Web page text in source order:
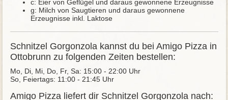
c: Eier von Geflügel und daraus gewonnene Erzeugnisse
g: Milch von Saugtieren und daraus gewonnene
Erzeugnisse inkl. Laktose
Schnitzel Gorgonzola kannst du bei Amigo Pizza in
Ottobrunn zu folgenden Zeiten bestellen:
Mo, Di, Mi, Do, Fr, Sa: 15:00 - 22:00 Uhr
So, Feiertags: 11:00 - 21:45 Uhr
Amigo Pizza liefert dir Schnitzel Gorgonzola nach: